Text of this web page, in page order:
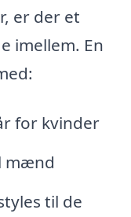
er der et
imellem. En
for kvinder
mænd
til de